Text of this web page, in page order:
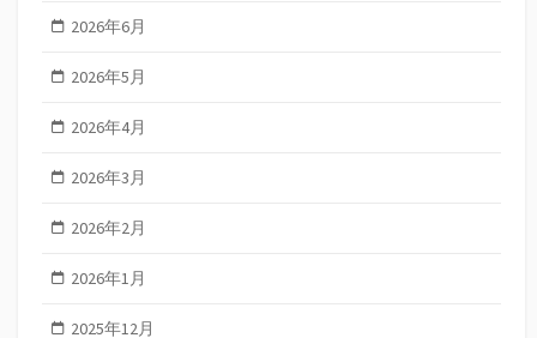
2026年6月
2026年5月
2026年4月
2026年3月
2026年2月
2026年1月
2025年12月